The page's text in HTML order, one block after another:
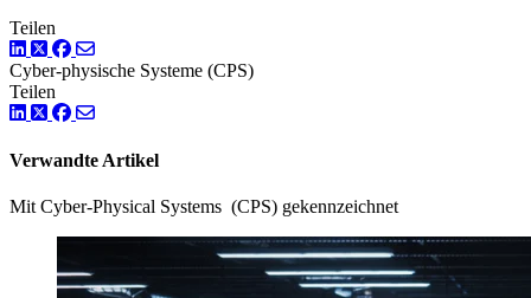
Teilen
LinkedIn
TwitterFacebook
Cyber-physische Systeme (CPS)
Teilen
LinkedIn
TwitterFacebook
Verwandte Artikel
Mit Cyber-Physical Systems (CPS) gekennzeichnet